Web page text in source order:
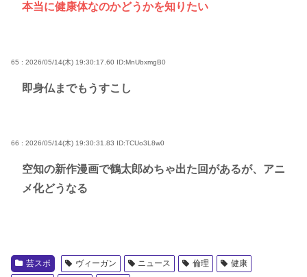
本当に健康体なのかどうかを知りたい
65 : 2026/05/14(木) 19:30:17.60 ID:MnUbxmgB0
即身仏までもうすこし
66 : 2026/05/14(木) 19:30:31.83 ID:TCUo3L8w0
空知の新作漫画で鶴太郎めちゃ出た回があるが、アニ
メ化どうなる
芸スポ ヴィーガン ニュース 倫理
健康